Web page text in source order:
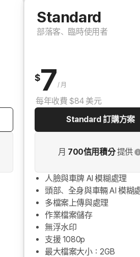
Standard
部落客、臨時使用者
$7/ 月
每年收費 $84 美元
Standard 訂購方案
月 700信用積分提供
人臉與車牌 AI 模糊處理
頭部、全身與車輛 AI 模糊
多檔案上傳與處理
作業檔案儲存
無浮水印
支援 1080p
最大檔案大小：2GB